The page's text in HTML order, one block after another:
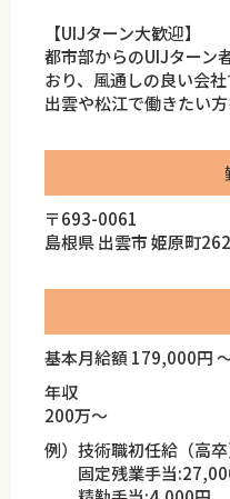
【UIJターン大歓迎】
都市部からのUIJターン
おり、風通しの良い会社
出雲や松江で働きたい方
〒693-0061
島根県 出雲市 姫原町262
基本月給額 179,000円
年収
200万～
例）技術職初任給（高
固定残業手当